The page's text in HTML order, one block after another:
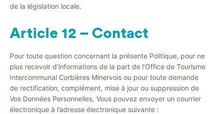
de la législation locale.
Article 12 – Contact
Pour toute question concernant la présente Politique, pour ne
plus recevoir d’informations de la part de l’Office de Tourisme
Intercommunal Corbières Minervois ou pour toute demande
de rectification, complément, mise à jour ou suppression de
Vos Données Personnelles, Vous pouvez envoyer un courrier
électronique à l’adresse électronique suivante :